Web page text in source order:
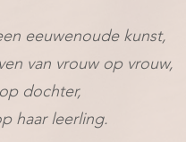
eeuwenoude kunst,
van vrouw op vrouw,
dochter,
haar leerling.